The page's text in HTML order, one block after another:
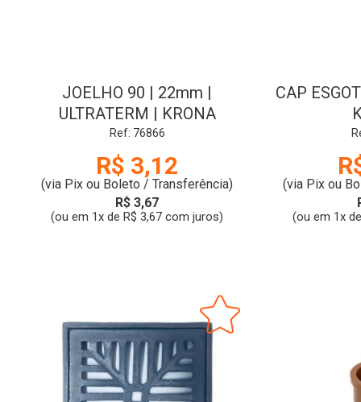
JOELHO 90 | 22mm |
ULTRATERM | KRONA
Ref: 76866
R$ 3,12
(via Pix ou Boleto / Transferência)
R$ 3,67
(ou em 1x de R$ 3,67 com juros)
CAP
(via Pix ou
(ou em 1x